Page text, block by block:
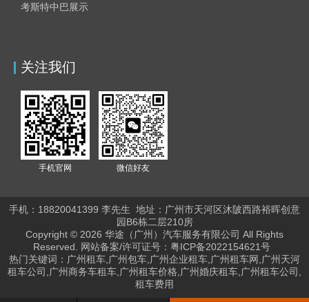
考斯特中巴展示
关注我们
手机官网 微信好友
手机：18820041399 李先生 地址： 广州市天河区沐陂西路裕晖创意
园B6栋二层210房
Copyright © 2026 华途（广州）汽车服务有限公司 All Rights
Reserved. 网站备案/许可证号： 粤ICP备2022154621号
热门关键词：广州租车,广州包车,广州企业租车,广州租车网,广州天河
租车公司,广州商务车租车,广州租车价格,广州婚庆租车,广州租车公司,
租车费用